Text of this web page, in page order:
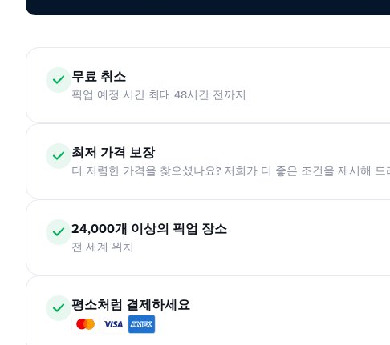
무료 취소
픽업 예정 시간 최대 48시간 전까지
최저 가격 보장
더 저렴한 가격을 찾으셨나요? 저희가 더 좋은 조건을 제시해 드
24,000개 이상의 픽업 장소
전 세계 위치
평소처럼 결제하세요